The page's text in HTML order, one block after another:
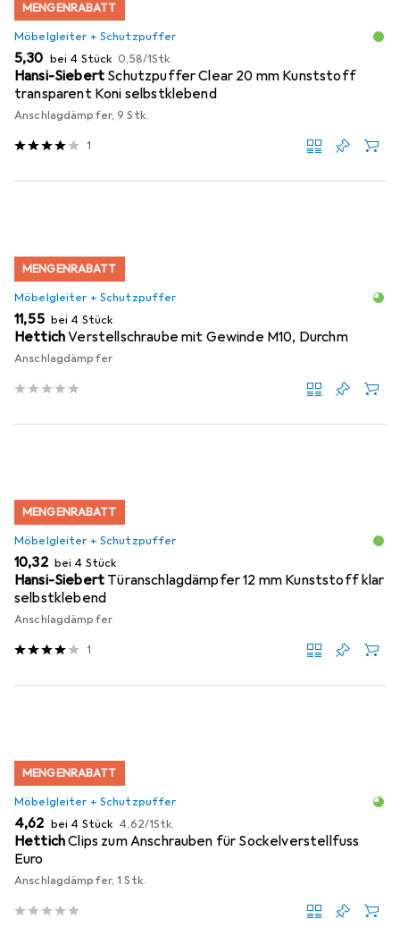
MENGENRABATT
Möbelgleiter + Schutzpuffer
EUR
5,30 bei 4 Stück EUR
0,58/1Stk.
Hansi-Siebert Schutzpuffer Clear 20 mm Kunststoff
transparent Koni selbstklebend
Anschlagdämpfer, 9 Stk.
1
MENGENRABATT
Möbelgleiter + Schutzpuffer
EUR
11,55 bei 4 Stück
HettichVerstellschraube mit Gewinde M10, Durchm
Anschlagdämpfer
MENGENRABATT
Möbelgleiter + Schutzpuffer
EUR
10,32 bei 4 Stück
Hansi-Siebert Türanschlagdämpfer 12 mm Kunststoff klar
selbstklebend
Anschlagdämpfer
1
MENGENRABATT
Möbelgleiter + Schutzpuffer
EUR
4,62 bei 4 Stück EUR
4,62/1Stk.
HettichClips zum Anschrauben für Sockelverstellfuss
Euro
Anschlagdämpfer, 1 Stk.